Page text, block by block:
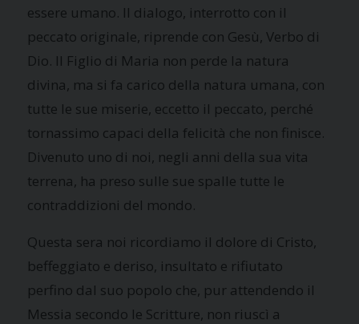
essere umano. Il dialogo, interrotto con il
peccato originale, riprende con Gesù, Verbo di
Dio. Il Figlio di Maria non perde la natura
divina, ma si fa carico della natura umana, con
tutte le sue miserie, eccetto il peccato, perché
tornassimo capaci della felicità che non finisce.
Divenuto uno di noi, negli anni della sua vita
terrena, ha preso sulle sue spalle tutte le
contraddizioni del mondo.
Questa sera noi ricordiamo il dolore di Cristo,
beffeggiato e deriso, insultato e rifiutato
perfino dal suo popolo che, pur attendendo il
Messia secondo le Scritture, non riuscì a